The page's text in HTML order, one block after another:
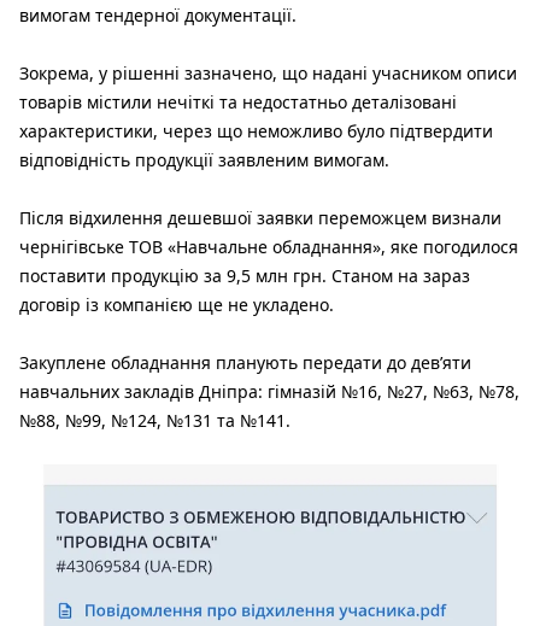
вимогам тендерної документації.
Зокрема, у рішенні зазначено, що надані учасником описи
товарів містили нечіткі та недостатньо деталізовані
характеристики, через що неможливо було підтвердити
відповідність продукції заявленим вимогам.
Після відхилення дешевшої заявки переможцем визнали
чернігівське ТОВ «Навчальне обладнання», яке погодилося
поставити продукцію за 9,5 млн грн. Станом на зараз
договір із компанією ще не укладено.
Закуплене обладнання планують передати до дев’яти
навчальних закладів Дніпра: гімназій №16, №27, №63, №78,
№88, №99, №124, №131 та №141.